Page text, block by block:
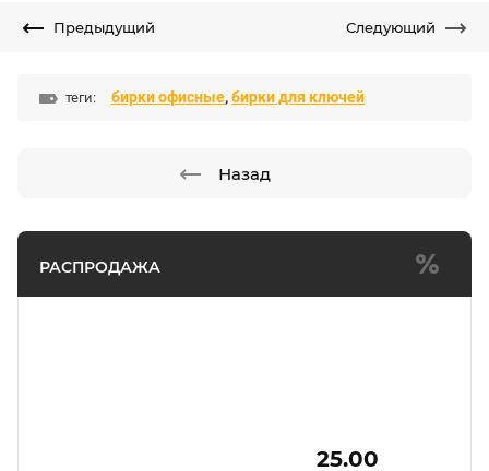
РАСПРОДАЖА
25.00
Предыдущий Следующий
теги: бирки офисные,бирки для ключей
Назад